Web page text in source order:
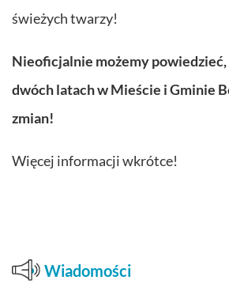
świeżych twarzy!
Nieoficjalnie możemy powiedzieć,
dwóch latach w Mieście i Gminie
zmian!
Więcej informacji wkrótce!
Wiadomości